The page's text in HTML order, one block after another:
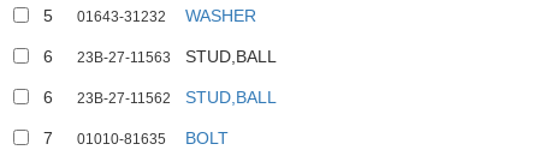
5 01643-31232 WASHER
6 23B-27-11563 STUD,BALL
6 23B-27-11562 STUD,BALL
7 01010-81635 BOLT